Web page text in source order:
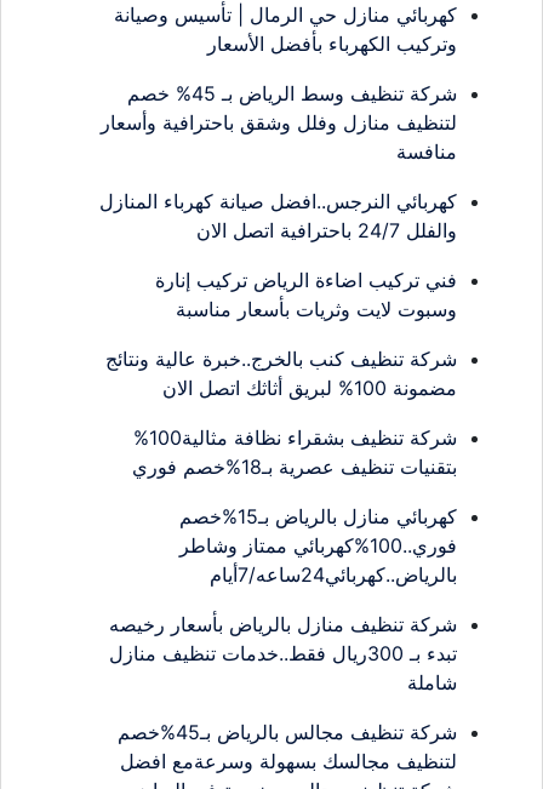
كهربائي منازل حي الرمال | تأسيس وصيانة
وتركيب الكهرباء بأفضل الأسعار
شركة تنظيف وسط الرياض بـ 45% خصم
لتنظيف منازل وفلل وشقق باحترافية وأسعار
منافسة
كهربائي النرجس..افضل صيانة كهرباء المنازل
والفلل 24/7 باحترافية اتصل الان
فني تركيب اضاءة الرياض تركيب إنارة
وسبوت لايت وثريات بأسعار مناسبة
شركة تنظيف كنب بالخرج..خبرة عالية ونتائج
مضمونة 100% لبريق أثاثك اتصل الان
شركة تنظيف بشقراء نظافة مثالية100%
بتقنيات تنظيف عصرية بـ18%خصم فوري
كهربائي منازل بالرياض بـ15%خصم
فوري..100%كهربائي ممتاز وشاطر
بالرياض..كهربائي24ساعه/7أيام
شركة تنظيف منازل بالرياض بأسعار رخيصه
تبدء بـ 300ريال فقط..خدمات تنظيف منازل
شاملة
شركة تنظيف مجالس بالرياض بـ45%خصم
لتنظيف مجالسك بسهولة وسرعةمع افضل